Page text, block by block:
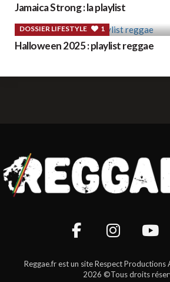
Jamaica Strong : la playlist
DOSSIER LIFESTYLE 1
Halloween 2025 : playlist reggae
Reggae.fr est un site Respect Productions
2026 ©Tous droits